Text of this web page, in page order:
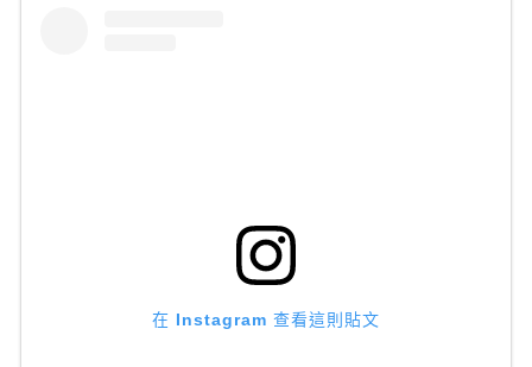
在 Instagram 查看這則貼文